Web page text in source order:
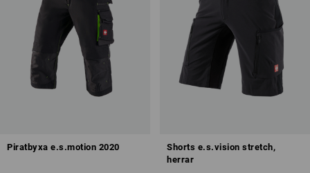
Piratbyxa e.s.motion 2020
Shorts e.s.vision stretch,
herrar